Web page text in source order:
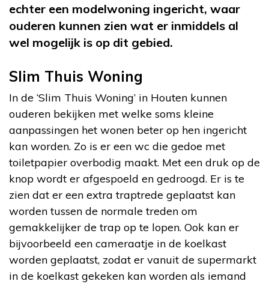
echter een modelwoning ingericht, waar
ouderen kunnen zien wat er inmiddels al
wel mogelijk is op dit gebied.
Slim Thuis Woning
In de ‘Slim Thuis Woning’ in Houten kunnen
ouderen bekijken met welke soms kleine
aanpassingen het wonen beter op hen ingericht
kan worden. Zo is er een wc die gedoe met
toiletpapier overbodig maakt. Met een druk op de
knop wordt er afgespoeld en gedroogd. Er is te
zien dat er een extra traptrede geplaatst kan
worden tussen de normale treden om
gemakkelijker de trap op te lopen. Ook kan er
bijvoorbeeld een cameraatje in de koelkast
worden geplaatst, zodat er vanuit de supermarkt
in de koelkast gekeken kan worden als iemand